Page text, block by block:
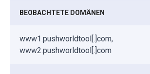
BEOBACHTETE DOMÄNEN
www1.pushworldtool[.]com,
www2.pushworldtool[.]com